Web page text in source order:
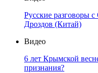
Русские разговоры
Дроздов (Китай)
Видео
6 лет Крымской
признания?